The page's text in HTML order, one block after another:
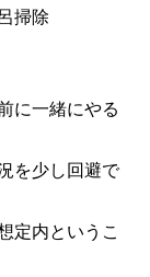
掃除
に一緒にやる
を少し回避で
定内というこ